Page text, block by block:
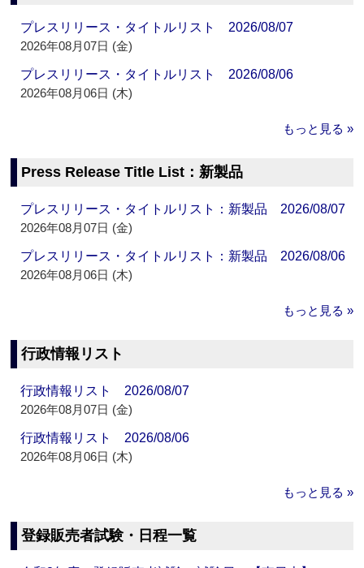
プレスリリース・タイトルリスト 2026/08/07
2026年08月07日 (金)
プレスリリース・タイトルリスト 2026/08/06
2026年08月06日 (木)
もっと見る »
Press Release Title List：新製品
プレスリリース・タイトルリスト：新製品 2026/08/07
2026年08月07日 (金)
プレスリリース・タイトルリスト：新製品 2026/08/06
2026年08月06日 (木)
もっと見る »
行政情報リスト
行政情報リスト 2026/08/07
2026年08月07日 (金)
行政情報リスト 2026/08/06
2026年08月06日 (木)
もっと見る »
登録販売者試験・日程一覧